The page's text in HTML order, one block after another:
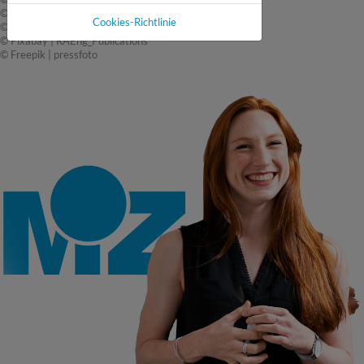
© Bundeswehr | Markdo PIZ
© Pixabay | martaposemuckel
© Pixabay | RAEng_Publications
© Freepik | pressfoto
Cookies-Richtlinie